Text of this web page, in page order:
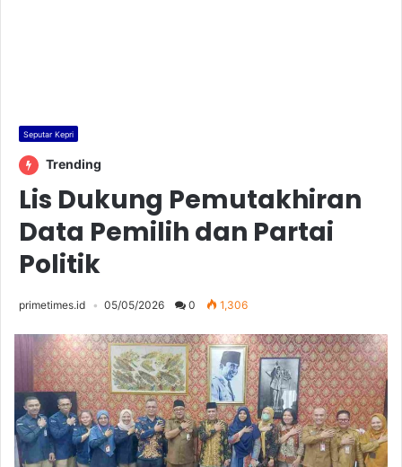
Seputar Kepri
Trending
Lis Dukung Pemutakhiran
Data Pemilih dan Partai
Politik
primetimes.id 05/05/2026 0 1,306